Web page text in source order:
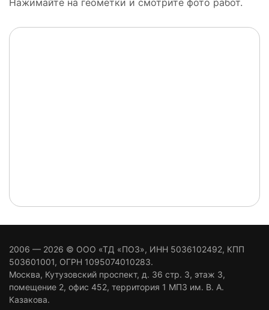
Нажимайте на геометки и смотрите фото работ.
2006 — 2026 © ООО «ТД «ПОЗ», ИНН 5036102492, КПП
503601001, ОГРН 1095074010283.
Москва, Кутузовский проспект, д. 36 стр. 3, этаж 3,
помещение 2, офис 452, территория 1 МПЗ им. В. А.
Казакова.